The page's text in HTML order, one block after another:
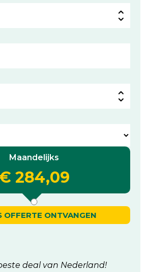
Maandelijks
284,09
OFFERTE ONTVANGEN
deal van Nederland!